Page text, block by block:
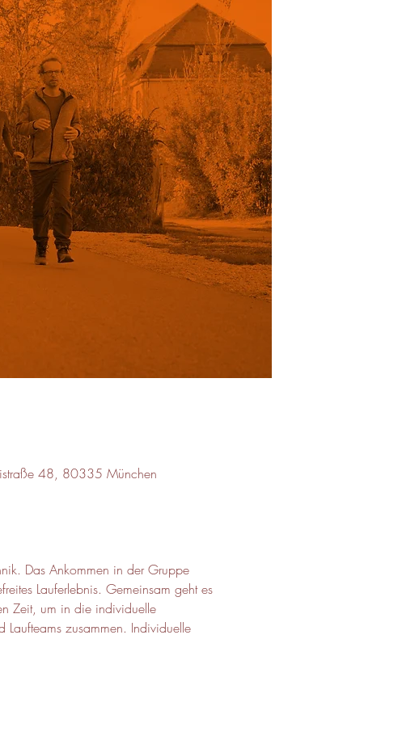
48, 80335 München
Das Ankommen in der Gruppe
Lauferlebnis. Gemeinsam geht es
Zeit, um in die individuelle
Laufteams zusammen. Individuelle